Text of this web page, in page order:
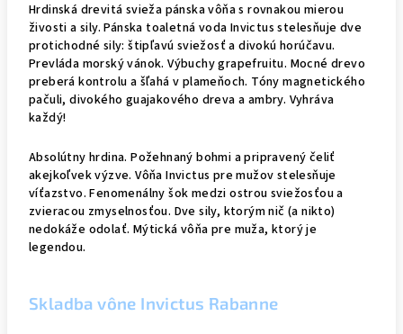
Hrdinská drevitá svieža pánska vôňa s rovnakou mierou
živosti a sily. Pánska toaletná voda Invictus stelesňuje dve
protichodné sily: štipľavú sviežosť a divokú horúčavu.
Prevláda morský vánok. Výbuchy grapefruitu. Mocné drevo
preberá kontrolu a šľahá v plameňoch. Tóny magnetického
pačuli, divokého guajakového dreva a ambry. Vyhráva
každý!
Absolútny hrdina. Požehnaný bohmi a pripravený čeliť
akejkoľvek výzve. Vôňa Invictus pre mužov stelesňuje
víťazstvo. Fenomenálny šok medzi ostrou sviežosťou a
zvieracou zmyselnosťou. Dve sily, ktorým nič (a nikto)
nedokáže odolať. Mýtická vôňa pre muža, ktorý je
legendou.
Skladba vône Invictus Rabanne